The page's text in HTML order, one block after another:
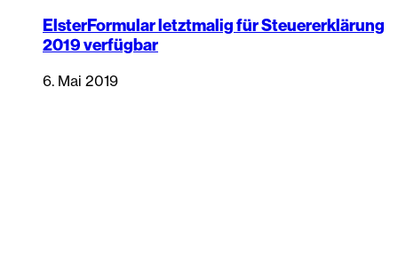
ElsterFormular letztmalig für Steuererklärung
2019 verfügbar
6. Mai 2019